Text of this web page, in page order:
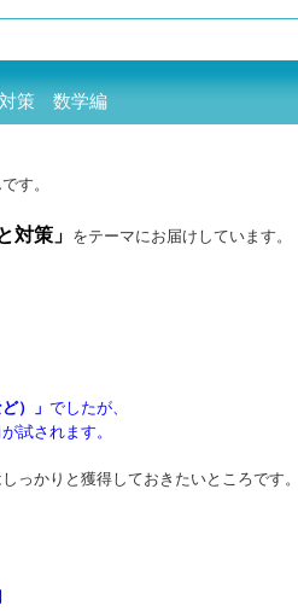
策 数学編
す。
対策」 をテーマにお届けしています。
）」 でしたが、
試されます。
っかりと獲得しておきたいところです